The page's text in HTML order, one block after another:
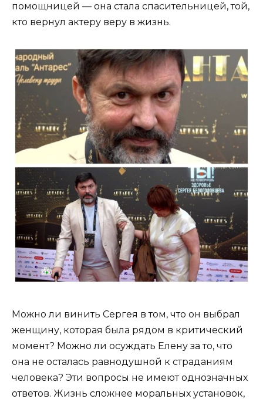
помощницей — она стала спасительницей, той,
кто вернул актеру веру в жизнь.
Можно ли винить Сергея в том, что он выбрал
женщину, которая была рядом в критический
момент? Можно ли осуждать Елену за то, что
она не осталась равнодушной к страданиям
человека? Эти вопросы не имеют однозначных
ответов. Жизнь сложнее моральных установок,